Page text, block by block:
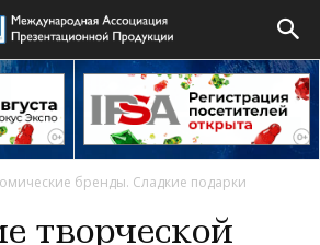
бренды. Сладкие подарки
творческой